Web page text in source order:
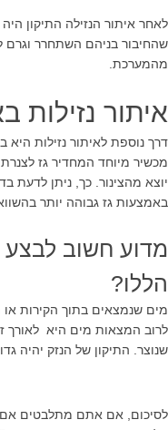
לאחר איתור הנזילה התיקון
שהחיבור בניהם השתחרר וגרם
מהמערכת.
איתור נזילות
דרך נוספת לאיתור נזילות היא
מכשיר מיוחד המחדיר גז
יוצא מהצינור. כך, ניתן לדעת
באמצעות גז גבוהה יותר
מדוע חשוב
הללו?
מים שנמצאים בתוך הקירות
לרוב המצאות מים היא לאורך
שנוצר. התיקון של הנזק יהיה
לסיכום, אם אתם מתלבטים אם